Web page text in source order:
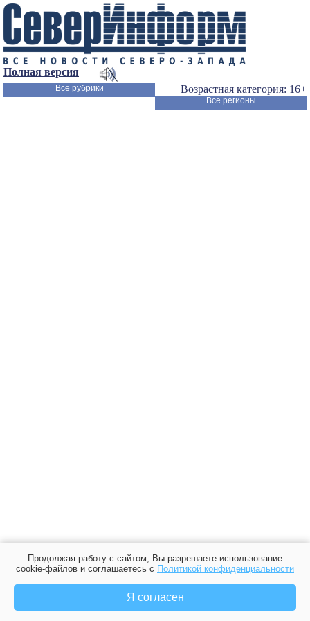
Полная версия
Возрастная категория: 16+
Все рубрики
Все регионы
Продолжая работу с сайтом, Вы разрешаете использование
cookie-файлов и соглашаетесь с Политикой конфиденциальности
Я согласен